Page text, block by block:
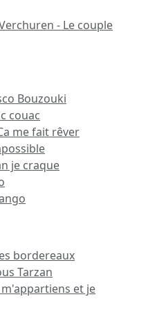
- Le couple
Bouzouki
couac
me fait rêver
je craque
bordereaux
Tarzan
et je